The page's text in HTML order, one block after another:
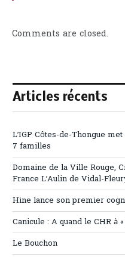
Comments are closed.
Articles récents
L’IGP Côtes-de-Thongue
7 familles
Domaine de la Ville Rouge,
France L’Aulin de Vidal-
Hine lance son premier
Canicule : A quand le CHR à
Le Bouchon